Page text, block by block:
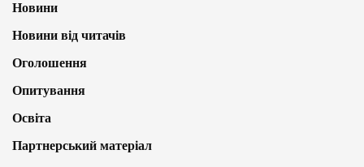
Новини
Новини від читачів
Оголошення
Опитування
Освіта
Партнерський матеріал